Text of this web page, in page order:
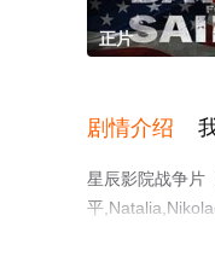
正片
剧情介绍
星辰影院战争片
平
影就上星辰电